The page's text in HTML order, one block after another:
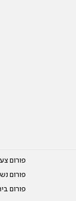
פורום
פורום
פורום